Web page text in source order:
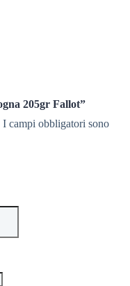
205gr Fallot”
I campi obbligatori sono